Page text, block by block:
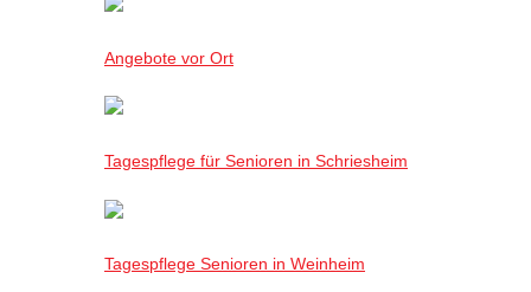
Angebote vor Ort
Tagespflege für Senioren in Schriesheim
Tagespflege Senioren in Weinheim